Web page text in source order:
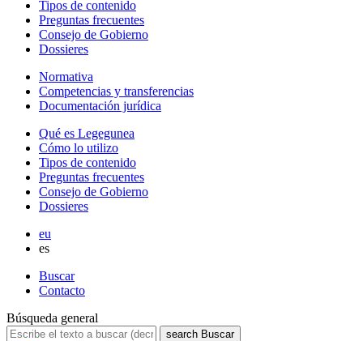
Tipos de contenido
Preguntas frecuentes
Consejo de Gobierno
Dossieres
Normativa
Competencias y transferencias
Documentación jurídica
Qué es Legegunea
Cómo lo utilizo
Tipos de contenido
Preguntas frecuentes
Consejo de Gobierno
Dossieres
eu
es
Buscar
Contacto
Búsqueda general
search Buscar